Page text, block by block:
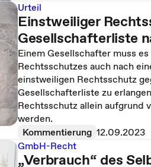
Urteil
Einstweiliger
Gesellschafterliste
Einem Gesellschafter muss
Rechtsschutzes auch nach
einstweiligen Rechtsschutz
Gesellschafterliste zu
Rechtsschutz allein aufgrund
werden.
Kommentierung 12.09.2023
GmbH-Recht
„Verbrauch“ des